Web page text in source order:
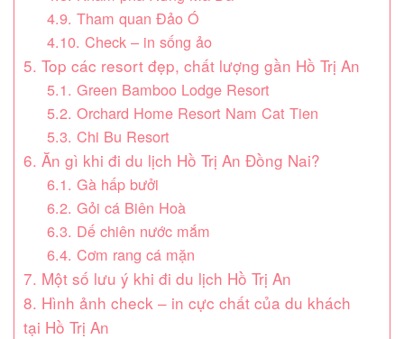
4.9. Tham quan Đảo Ó
4.10. Check – in sống ảo
5. Top các resort đẹp, chất lượng gần Hồ Trị An
5.1. Green Bamboo Lodge Resort
5.2. Orchard Home Resort Nam Cat Tien
5.3. Chi Bu Resort
6. Ăn gì khi đi du lịch Hồ Trị An Đồng Nai?
6.1. Gà hấp bưởi
6.2. Gỏi cá Biên Hoà
6.3. Dế chiên nước mắm
6.4. Cơm rang cá mặn
7. Một số lưu ý khi đi du lịch Hồ Trị An
8. Hình ảnh check – in cực chất của du khách
tại Hồ Trị An